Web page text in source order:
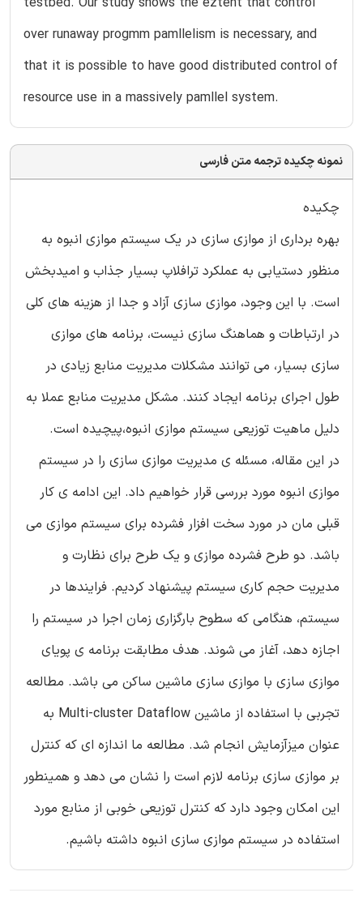
over runaway progmm pamllelism is necessary, and
that it is possible to have good distributed control of
resource use in a massively pamllel system.
نمونه چکیده ترجمه متن فارسی
چکیده
بهره برداری از موازی سازی در یک سیستم موازی انبوه به
منظور دستیابی به عملکرد ترافلاپ بسیار جذاب و امیدبخش
است. با این وجود، موازی سازی آزاد و جدا از هزینه های کلی
در ارتباطات و هماهنگ سازی نیست، برنامه های موازی
سازی بسیار، می توانند مشکلات مدیریت منابع زیادی در
طول اجرای برنامه ایجاد کنند. مشکل مدیریت منابع عملا به
دلیل ماهیت توزیعی سیستم موازی انبوه،پیچیده است.
در این مقاله، مسئله ی مدیریت موازی سازی را در سیستم
موازی انبوه مورد بررسی قرار خواهیم داد. این ادامه ی کار
قبلی مان در مورد سخت افزار فشرده برای سیستم موازی می
باشد. دو طرح فشرده موازی و یک طرح برای نظارت و
مدیریت حجم کاری سیستم پیشنهاد کردیم. فرایندها در
سیستم، هنگامی که سطوح بارگزاری زمان اجرا در سیستم را
اجازه دهد، آغاز می شوند. هدف مطابقت برنامه ی پویای
موازی سازی با موازی سازی ماشین ساکن می باشد. مطالعه
تجربی با استفاده از ماشین Multi-cluster Dataflow به
عنوان میزآزمایش انجام شد. مطالعه ما اندازه ای که کنترل
بر موازی سازی برنامه لازم است را نشان می دهد و همینطور
این امکان وجود دارد که کنترل توزیعی خوبی از منابع مورد
استفاده در سیستم موازی سازی انبوه داشته باشیم.